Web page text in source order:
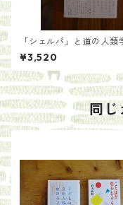
「シェルパ」と道の人類
古川 不可知
¥3,520
同